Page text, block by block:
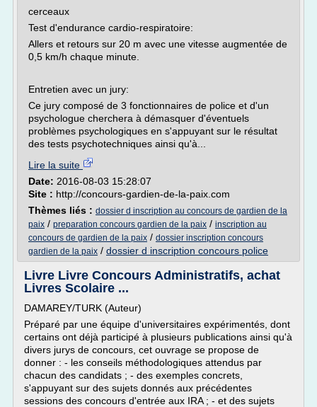
cerceaux
Test d'endurance cardio-respiratoire:
Allers et retours sur 20 m avec une vitesse augmentée de
0,5 km/h chaque minute.
Entretien avec un jury:
Ce jury composé de 3 fonctionnaires de police et d'un
psychologue cherchera à démasquer d'éventuels
problèmes psychologiques en s'appuyant sur le résultat
des tests psychotechniques ainsi qu'à...
Lire la suite
Date: 2016-08-03 15:28:07
Site : http://concours-gardien-de-la-paix.com
Thèmes liés : dossier d inscription au concours de gardien de la
paix / preparation concours gardien de la paix / inscription au
concours de gardien de la paix / dossier inscription concours
gardien de la paix / dossier d inscription concours police
Livre Livre Concours Administratifs, achat
Livres Scolaire ...
DAMAREY/TURK (Auteur)
Préparé par une équipe d'universitaires expérimentés, dont
certains ont déjà participé à plusieurs publications ainsi qu'à
divers jurys de concours, cet ouvrage se propose de
donner : - les conseils méthodologiques attendus par
chacun des candidats ; - des exemples concrets,
s'appuyant sur des sujets donnés aux précédentes
sessions des concours d'entrée aux IRA ; - et des sujets